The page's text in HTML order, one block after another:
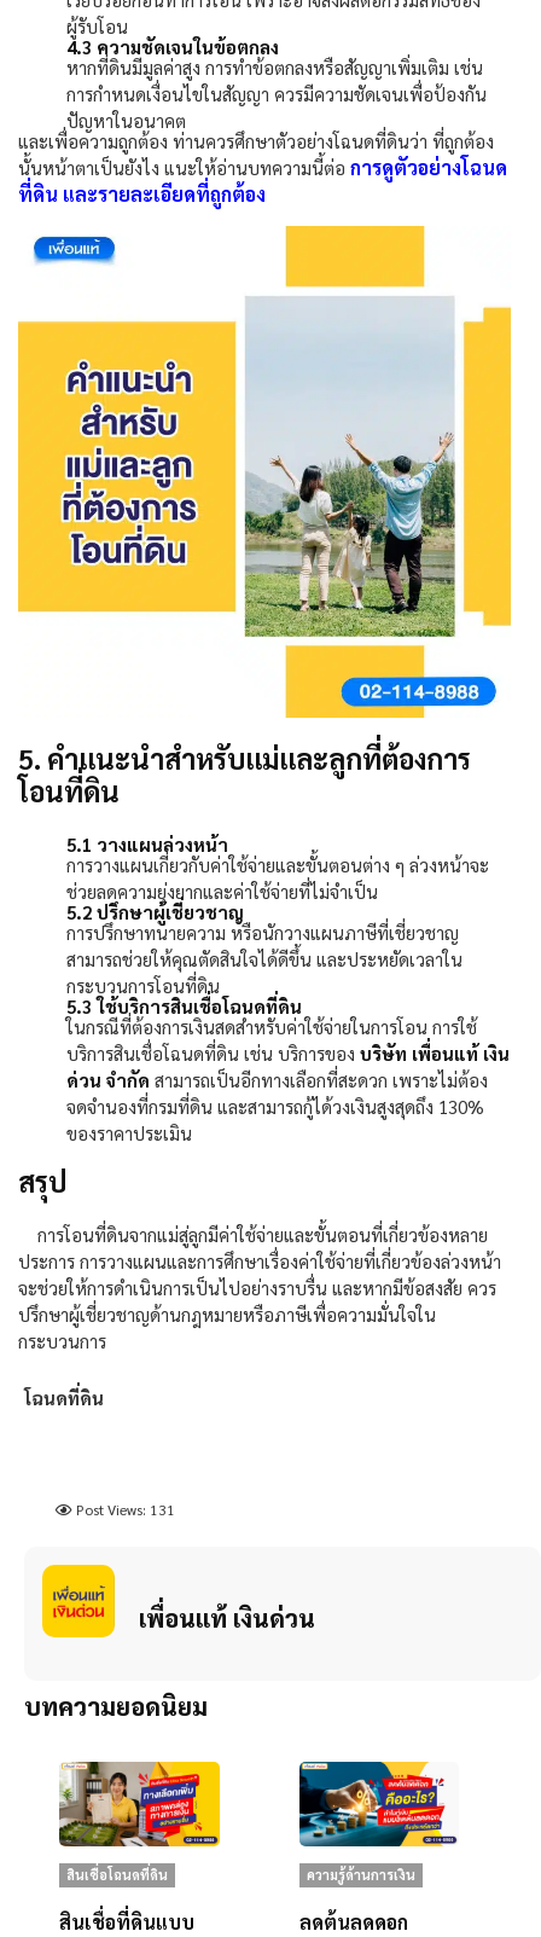
ผู้รับโอน
4.3 ความชัดเจนในข้อตกลง
หากที่ดินมีมูลค่าสูง การทำข้อตกลงหรือสัญญาเพิ่มเติม เช่น
การกำหนดเงื่อนไขในสัญญา ควรมีความชัดเจนเพื่อป้องกัน
ปัญหาในอนาคต
และเพื่อความถูกต้อง ท่านควรศึกษาตัวอย่างโฉนดที่ดินว่า ที่ถูกต้อง
นั้นหน้าตาเป็นยังไง แนะให้อ่านบทความนี้ต่อ การดูตัวอย่างโฉนด
ที่ดิน และรายละเอียดที่ถูกต้อง
5. คำแนะนำสำหรับแม่และลูกที่ต้องการ
โอนที่ดิน
5.1 วางแผนล่วงหน้า
การวางแผนเกี่ยวกับค่าใช้จ่ายและขั้นตอนต่าง ๆ ล่วงหน้าจะ
ช่วยลดความยุ่งยากและค่าใช้จ่ายที่ไม่จำเป็น
5.2 ปรึกษาผู้เชี่ยวชาญ
การปรึกษาทนายความ หรือนักวางแผนภาษีที่เชี่ยวชาญ
สามารถช่วยให้คุณตัดสินใจได้ดีขึ้น และประหยัดเวลาใน
กระบวนการโอนที่ดิน
5.3ใช้บริการสินเชื่อโฉนดที่ดิน
ในกรณีที่ต้องการเงินสดสำหรับค่าใช้จ่ายในการโอน การใช้
บริการสินเชื่อโฉนดที่ดิน เช่น บริการของ บริษัท เพื่อนแท้ เงิน
ด่วน จำกัด สามารถเป็นอีกทางเลือกที่สะดวก เพราะไม่ต้อง
จดจำนองที่กรมที่ดิน และสามารถกู้ได้วงเงินสูงสุดถึง 130%
ของราคาประเมิน
สรุป
การโอนที่ดินจากแม่สู่ลูกมีค่าใช้จ่ายและขั้นตอนที่เกี่ยวข้องหลาย
ประการ การวางแผนและการศึกษาเรื่องค่าใช้จ่ายที่เกี่ยวข้องล่วงหน้า
จะช่วยให้การดำเนินการเป็นไปอย่างราบรื่น และหากมีข้อสงสัย ควร
ปรึกษาผู้เชี่ยวชาญด้านกฎหมายหรือภาษีเพื่อความมั่นใจใน
กระบวนการ
โฉนดที่ดิน
Post Views: 131
เพื่อนแท้ เงินด่วน
บทความยอดนิยม
สินเชื่อโฉนดที่ดิน
สินเชื่อที่ดินแบบ
ความรู้ด้านการเงิน
ลดต้นลดดอก